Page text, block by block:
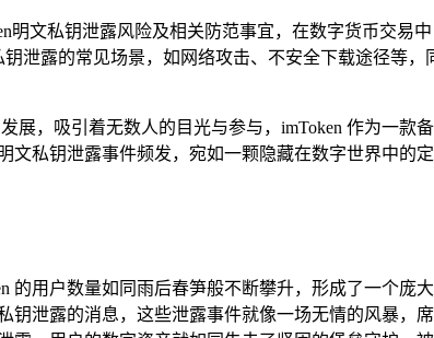
明文私钥泄露风险及相关防范事宜，在数字货币交易
泄露的常见场景，如网络攻击、不安全下载途径等
展，吸引着无数人的目光与参与，imToken 作为一款
文私钥泄露事件频发，宛如一颗隐藏在数字世界中
的用户数量如同雨后春笋般不断攀升，形成了一个
钥泄露的消息，这些泄露事件就像一场无情的风暴，